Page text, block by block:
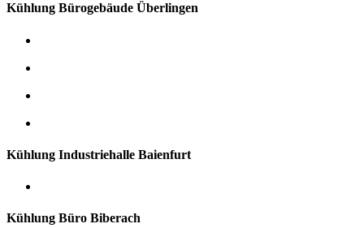
Kühlung Bürogebäude Überlingen
Kühlung Industriehalle Baienfurt
Kühlung Büro Biberach